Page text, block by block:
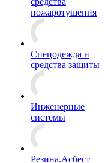
пожаротушения
Спецодежда и
средства защиты
Инженерные
системы
Резина.Асбест